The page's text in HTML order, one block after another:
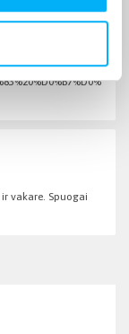
vakare. Spuogai